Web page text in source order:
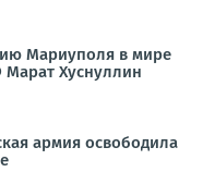
Мариуполя в мире
Хуснуллин
армия освободила